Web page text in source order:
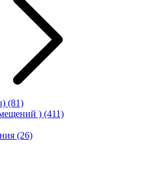
(81)
) (411)
(26)